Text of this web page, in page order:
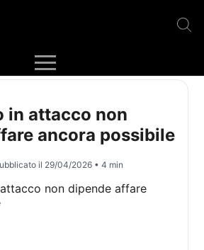
in attacco non
ancora possibile
il 29/04/2026 • 4 min